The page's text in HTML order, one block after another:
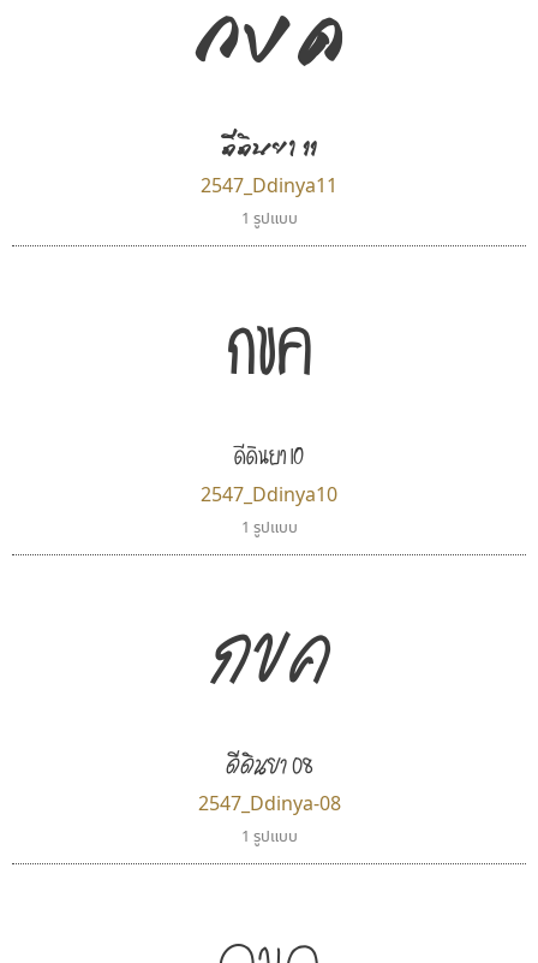
ดีดินยา 11
2547_Ddinya11
1 รูปแบบ
กขค
ดีดินยา 10
2547_Ddinya10
1 รูปแบบ
กขค
ดีดินยา 08
2547_Ddinya-08
1 รูปแบบ